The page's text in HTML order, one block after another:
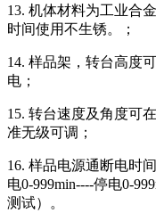
13. 机体材料为工业合
时间使用不生锈。；
14. 样品架，转台高度
电；
15. 转台速度及角度可
准无级可调；
16. 样品电源通断电时
电0-999min----停电0-
测试）。